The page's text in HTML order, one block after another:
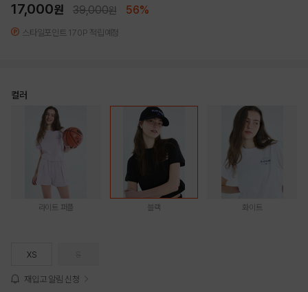
17,000원 39,000원 56%
스타일포인트 170P 적립예정
컬러
라이트 퍼플 블랙 화이트
XS
재입고 알림 신청